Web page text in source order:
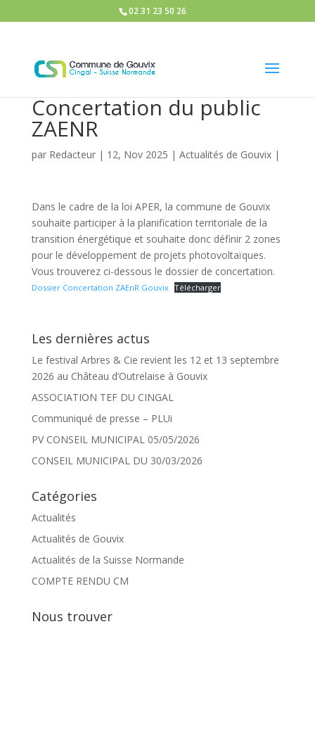
02 31 23 50 26
Concertation du public
ZAENR
par Redacteur| 12, Nov 2025 | Actualités de Gouvix|
Dans le cadre de la loi APER, la commune de Gouvix
souhaite participer à la planification territoriale de la
transition énergétique et souhaite donc définir 2 zones
pour le développement de projets photovoltaïques.
Vous trouverez ci-dessous le dossier de concertation.
Dossier Concertation ZAEnR Gouvix Télécharger
Les dernières actus
Le festival Arbres & Cie revient les 12 et 13 septembre
2026 au Château d’Outrelaise à Gouvix
ASSOCIATION TEF DU CINGAL
Communiqué de presse – PLUi
PV CONSEIL MUNICIPAL 05/05/2026
CONSEIL MUNICIPAL DU 30/03/2026
Catégories
Actualités
Actualités de Gouvix
Actualités de la Suisse Normande
COMPTE RENDU CM
Nous trouver